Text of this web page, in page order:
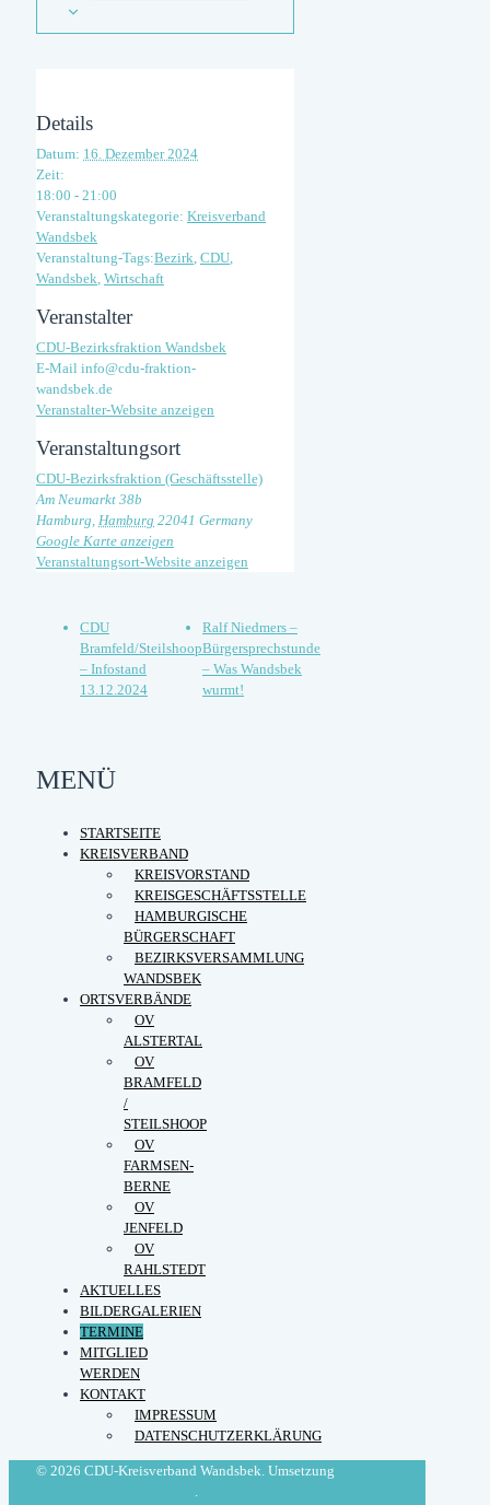
Details
Datum: 16. Dezember 2024
Zeit:
18:00 - 21:00
Veranstaltungskategorie: Kreisverband
Wandsbek
Veranstaltung-Tags:Bezirk, CDU,
Wandsbek, Wirtschaft
Veranstaltungsort
CDU-Bezirksfraktion (Geschäftsstelle)
Am Neumarkt 38b
Hamburg Hamburg 22041 Germany
Google Karte anzeigen
Veranstaltungsort-Website anzeigen
Veranstalter
CDU-Bezirksfraktion Wandsbek
E-Mail info@cdu-fraktion-
wandsbek.de
Veranstalter-Website anzeigen
CDU
Bramfeld/Steilshoop
– Infostand
13.12.2024
Ralf Niedmers –
Bürgersprechstunde
– Was Wandsbek
wurmt!
MENÜ
STARTSEITE
KREISVERBAND
KREISVORSTAND
KREISGESCHÄFTSSTELLE
HAMBURGISCHE
BÜRGERSCHAFT
BEZIRKSVERSAMMLUNG
WANDSBEK
ORTSVERBÄNDE
OV
ALSTERTAL
OV
BRAMFELD
/
STEILSHOOP
OV
FARMSEN-
BERNE
OV
JENFELD
OV
RAHLSTEDT
AKTUELLES
BILDERGALERIEN
TERMINE
MITGLIED
WERDEN
KONTAKT
IMPRESSUM
DATENSCHUTZERKLÄRUNG
© 2026 CDU-Kreisverband Wandsbek. Umsetzung